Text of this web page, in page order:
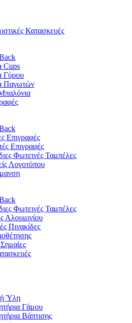
Κατασκευές
Cups
Γύρου
Παγωτών
Επιγραφές
Επιγραφές
Φωτεινές Ταμπέλες
Λογοτύπου
Φωτεινές Ταμπέλες
Αλουμινίου
Πινακίδες
Ύλη
Γάμου
Βάπτισης